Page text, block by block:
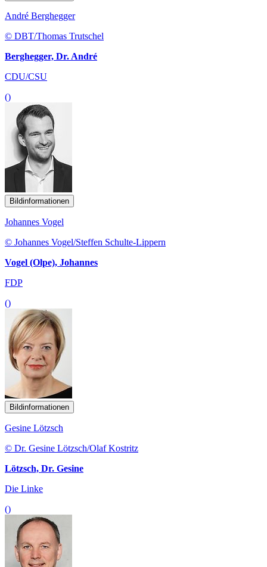
André Berghegger
© DBT/Thomas Trutschel
Berghegger, Dr. André
CDU/CSU
()
Bildinformationen
Johannes Vogel
© Johannes Vogel/Steffen Schulte-Lippern
Vogel (Olpe), Johannes
FDP
()
Bildinformationen
Gesine Lötzsch
© Dr. Gesine Lötzsch/Olaf Kostritz
Lötzsch, Dr. Gesine
Die Linke
()